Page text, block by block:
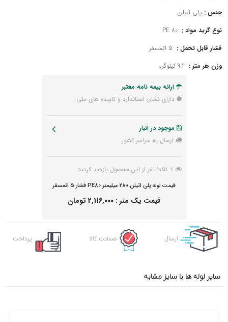
جنس : پلی اتیلن
نوع گرید مواد :
فشار قابل تحمل :
وزن هر متر :
ارائه بیمه نامه معتبر
دارای نشان استاندارد و تاییده های ملی
موجود در انبار
ارسال به سراسر کشور
+ 1051 نفر از این محصول بازدید کردند
قیمت لوله پلی اتیلن 280 میلیمتر PE80 فشار 5 اتمسفر
قیمت یک متر : 2,116,000 تومان
ارسال ضمانت کالا پرداخت
سایر لوله ها با سایز مشابه